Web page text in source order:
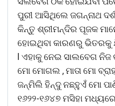
ପୁରୀ ଆସିଥିଲେ ଜଗନ୍ନାଥ
କିନ୍ତୁ ଶ୍ରୀମନ୍ଦିର ପୂଜକ
ହୋଇଥିବା କାରଣରୁ ଭିତରକୁ
l ଏହାକୁ ନେଇ ସାଲବେଗ ନିଜ
ମୋ ମୋଗଲ , ମାତା ମୋ
ଜନ୍ମିଲି ହିନ୍ଦୁ ନଛ୍ହୁଏଁ ମୋ
୧୬୨୨-୧୬୪୭ ମସିହା